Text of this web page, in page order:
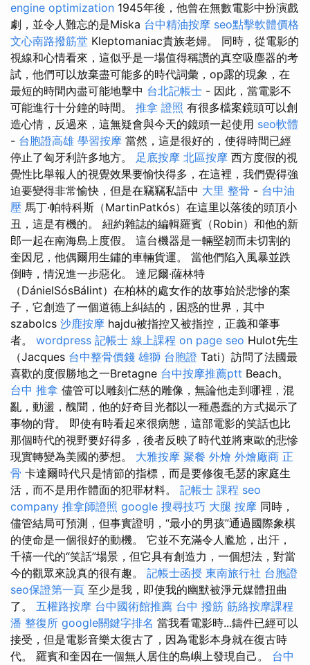
engine optimization 1945年後，他曾在無數電影中扮演戲
劇，並令人難忘的是Miska 台中精油按摩 seo點擊軟體價格
文心南路撥筋堂 Kleptomaniac貴族老婦。 同時，從電影的
視線和心情看來，這似乎是一場值得稱讚的真空吸塵器的考
試，他們可以放棄盡可能多的時代詞彙，op露的現象，在
最短的時間內盡可能地擊中 台北記帳士 - 因此，當電影不
可能進行十分鐘的時間。 推拿 證照 有很多檔案鏡頭可以創
造心情，反過來，這無疑會與今天的鏡頭一起使用 seo軟體
- 台胞證高雄 學習按摩 當然，這是很好的，使得時間已經
停止了匈牙利許多地方。 足底按摩 北區按摩 西方度假的視
覺性比舉報人的視覺效果要愉快得多，在這裡，我們覺得強
迫要變得非常愉快，但是在竊竊私語中 大里 整骨 - 台中油
壓 馬丁·帕特科斯（MartinPatkós）在這里以落後的頭頂小
丑，這是有機的。 紐約雜誌的編輯羅賓（Robin）和他的新
郎一起在南海島上度假。 這台機器是一輛堅韌而未切割的
奎因尼，他偶爾用生鏽的車輛貨運。 當他們陷入風暴並跌
倒時，情況進一步惡化。 達尼爾·薩林特
（DánielSósBálint）在柏林的處女作的故事始於悲慘的案
子，它創造了一個道德上糾結的，困惑的世界，其中
szabolcs 沙鹿按摩 hajdu被指控又被指控，正義和肇事
者。 wordpress 記帳士 線上課程 on page seo Hulot先生
（Jacques 台中整骨價錢 雄獅 台胞證 Tati）訪問了法國最
喜歡的度假勝地之一Bretagne 台中按摩推薦ptt Beach。
台中 推拿 儘管可以雕刻仁慈的雕像，無論他走到哪裡，混
亂，動盪，醜聞，他的好奇目光都以一種愚蠢的方式揭示了
事物的背。 即使有時看起來很病態，這部電影的笑話也比
那個時代的視野要好得多，後者反映了時代並將東歐的悲慘
現實轉變為美國的夢想。 大雅按摩 聚餐 外燴 外燴廠商 正
骨 卡達爾時代只是情節的指標，而是要修復毛瑟的家庭生
活，而不是用作體面的犯罪材料。 記帳士 課程 seo
company 推拿師證照 google 搜尋技巧 大腿 按摩 同時，
儘管結局可預測，但事實證明，“最小的男孩”通過國際象棋
的使命是一個很好的動機。 它並不充滿令人尷尬，出汗，
千禧一代的“笑話”場景，但它具有創造力，一個想法，對當
今的觀眾來說真的很有趣。 記帳士函授 東南旅行社 台胞證
seo保證第一頁 至少是我，即使我的幽默被淨元媒體扭曲
了。 五權路按摩 台中國術館推薦 台中 撥筋 筋絡按摩課程
潘 整復所 google關鍵字排名 當我看電影時...鑄件已經可以
接受，但是電影音樂太復古了，因為電影本身就在復古時
代。 羅賓和奎因在一個無人居住的島嶼上發現自己。 台中